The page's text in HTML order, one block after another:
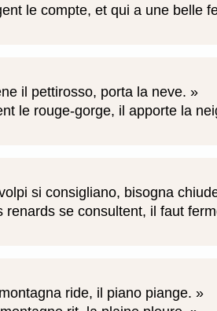
le compte, et qui a une belle
il pettirosso, porta la neve.
le rouge-gorge, il apporte la
si consigliano, bisogna
renards se consultent, il faut
ride, il piano piange.